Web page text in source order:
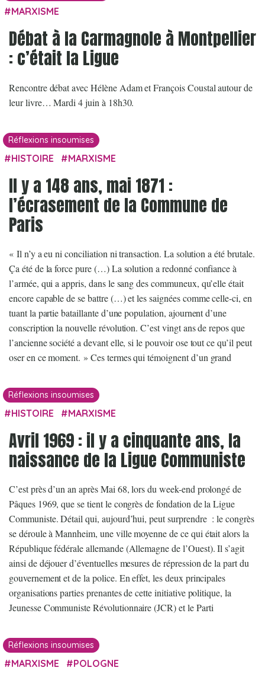
MARXISME
Débat à la Carmagnole à Montpellier
: c’était la Ligue
Rencontre débat avec Hélène Adam et François Coustal autour de
leur livre… Mardi 4 juin à 18h30.
Réflexions insoumises
HISTOIRE MARXISME
Il y a 148 ans, mai 1871 :
l’écrasement de la Commune de
Paris
« Il n’y a eu ni conciliation ni transaction. La solution a été brutale.
Ça été de la force pure (…) La solution a redonné confiance à
l’armée, qui a appris, dans le sang des communeux, qu’elle était
encore capable de se battre (…) et les saignées comme celle-ci, en
tuant la partie bataillante d’une population, ajournent d’une
conscription la nouvelle révolution. C’est vingt ans de repos que
l’ancienne société a devant elle, si le pouvoir ose tout ce qu’il peut
oser en ce moment. » Ces termes qui témoignent d’un grand
Réflexions insoumises
HISTOIRE MARXISME
Avril 1969 : il y a cinquante ans, la
naissance de la Ligue Communiste
C’est près d’un an après Mai 68, lors du week-end prolongé de
Pâques 1969, que se tient le congrès de fondation de la Ligue
Communiste. Détail qui, aujourd’hui, peut surprendre : le congrès
se déroule à Mannheim, une ville moyenne de ce qui était alors la
République fédérale allemande (Allemagne de l’Ouest). Il s’agit
ainsi de déjouer d’éventuelles mesures de répression de la part du
gouvernement et de la police. En effet, les deux principales
organisations parties prenantes de cette initiative politique, la
Jeunesse Communiste Révolutionnaire (JCR) et le Parti
Réflexions insoumises
MARXISME POLOGNE